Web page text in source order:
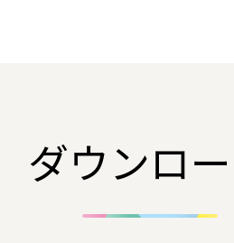
ダウンロ